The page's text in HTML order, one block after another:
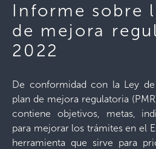
Informe sobre
de mejora
2022
De conformidad con la Ley
plan de mejora regulatoria
contiene objetivos, metas,
para mejorar los trámites en el
herramienta que sirve para